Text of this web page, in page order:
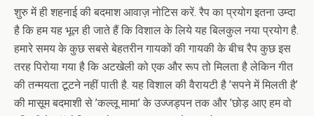
शुरु में ही शहनाई की बदमाश आवाज़ नोटिस करें. रैप का प्रयोग इतना उम्दा
है कि हम यह भूल ही जाते हैं कि विशाल के लिये यह बिलकुल नया प्रयोग है.
हमारे समय के कुछ सबसे बेहतरीन गायकों की गायकी के बीच रैप कुछ इस
तरह पिरोया गया है कि अटखेली को एक और रूप तो मिलता है लेकिन गीत
की तन्मयता टूटने नहीं पाती है. यह विशाल की वैरायटी है ’सपने में मिलती है’
की मासूम बदमाशी से ’कल्लू मामा’ के उज्जड्पन तक और ’छोड़ आए हम वो